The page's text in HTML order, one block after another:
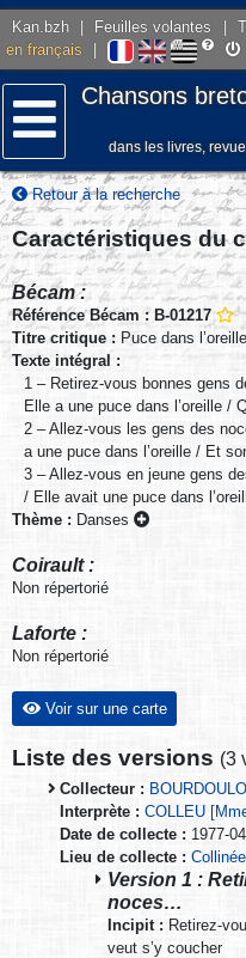
Kan.bzh Feuilles volantes
en français
Menu
Chansons
dans les livres,
Retour à la recherche
Caractéristiques du
Bécam :
Référence Bécam : B-01217
Titre critique : Puce dans
Texte intégral :
1 – Retirez-vous bonnes gens
Elle a une puce dans l’oreille /
2 – Allez-vous les gens des
a une puce dans l’oreille / Et
3 – Allez-vous en jeune gens
/ Elle avait une puce dans
Thème : Danses
Coirault :
Non répertorié
Laforte :
Non répertorié
Voir sur une carte
Liste des versions (3
Collecteur :
Interprète : COLLEU
Date de collecte : 1977-04
Lieu de collecte : Collinée
Version 1 :
noces…
Incipit : Retirez-
veut s’y coucher